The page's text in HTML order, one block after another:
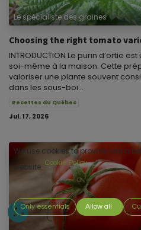
Le spécialiste des graines
Choosing the right tomato
INTRODUCTION Le purin d’ortie
soi-même à la maison. Cette
valoriser une plante souvent
dans les sous-boi...
Recettes du Québec
Jul. 17, 2026
We use cookies to provide you a
website. Cookie Policy
Only essentials Allow all